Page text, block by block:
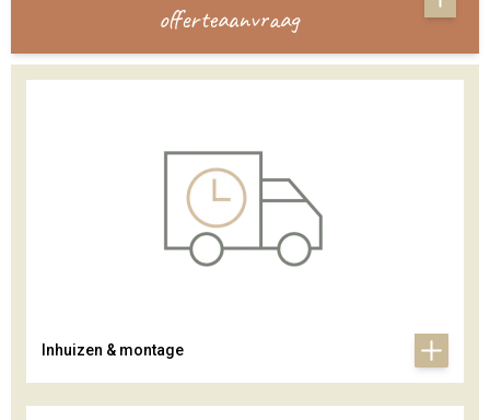
offerteaanvraag
Inhuizen & montage